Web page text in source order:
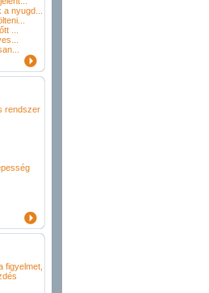
nyugd...
...
rendszer
figyelmet,